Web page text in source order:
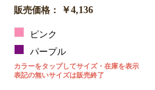
販売価格：
￥4,136
ピンク
パープル
カラーをタップしてサイズ・在庫を表示
表記の無いサイズは販売終了